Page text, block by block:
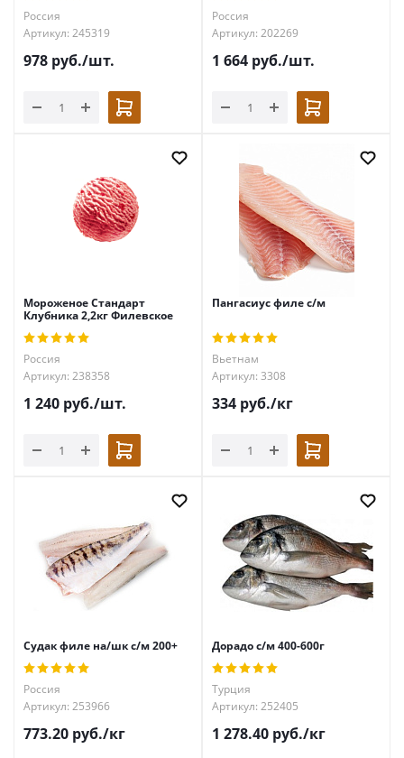
Россия
Артикул: 245319
978 руб./шт.
Россия
Артикул: 202269
1 664 руб./шт.
Мороженое Стандарт
Клубника 2,2кг Филевское
Россия
Артикул: 238358
1 240 руб./шт.
Пангасиус филе с/м
Вьетнам
Артикул: 3308
334 руб./кг
Судак филе на/шк с/м 200+
Россия
Артикул: 253966
773.20 руб./кг
Дорадо с/м 400-600г
Турция
Артикул: 252405
1 278.40 руб./кг